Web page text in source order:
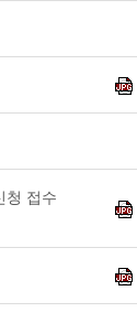
청 접수